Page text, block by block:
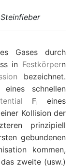
Gases durch
in Festkörpern
bezeichnet.
schnellen
Fi
eines
Kollision der
prinzipiell
gebundenen
kommen,
zweite (usw.)